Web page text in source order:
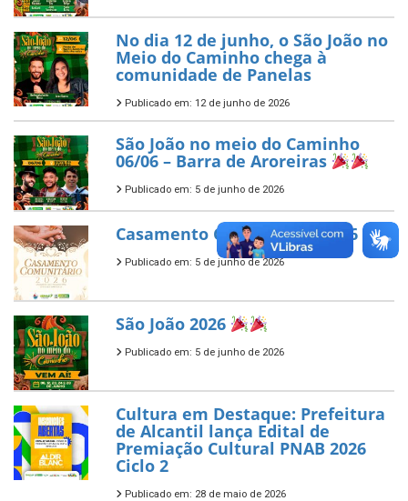
No dia 12 de junho, o São João no
Meio do Caminho chega à
comunidade de Panelas
Publicado em: 12 de junho de 2026
São João no meio do Caminho
06/06 – Barra de Aroreiras
Publicado em: 5 de junho de 2026
Casamento Comunitário 2026
Publicado em: 5 de junho de 2026
São João 2026
Publicado em: 5 de junho de 2026
Cultura em Destaque: Prefeitura
de Alcantil lança Edital de
Premiação Cultural PNAB 2026
Ciclo 2
Publicado em: 28 de maio de 2026